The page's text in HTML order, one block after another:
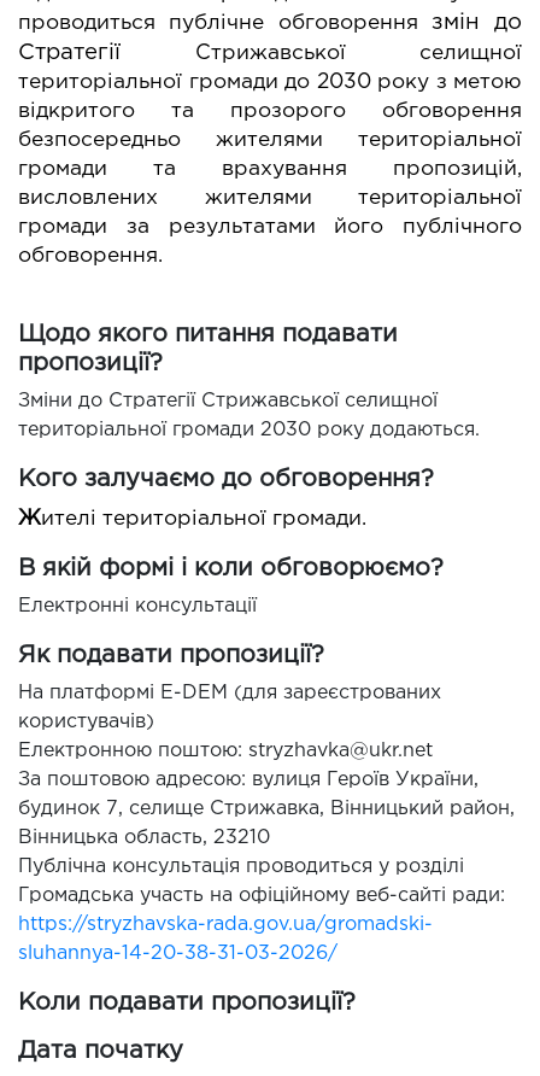
проводиться публічне обговорення змін до
Стратегії
Стрижавської селищної
територіальної громади до 2030 року з метою
відкрито
безпосередньо жителями територіальної
громади та врахування пропозицій,
громади за результатами його
публічного
обговорення.
Щодо якого питання подавати
пропозиції?
Зміни до Стратегії Стрижавської селищної
територіальної громади 2030 року додаються.
Кого залучаємо до обговорення?
Жителі територіальної громади.
В якій формі і коли обговорюємо?
Електронні консультації
Як подавати пропозиції?
На платформі E-DEM (для зареєстрованих
користувачів)
Електронною поштою: stryzhavka@ukr.net
За поштовою адресою: вулиця Героїв України,
будинок 7, селище Стрижавка, Вінницький район,
Вінницька область, 23210
Публічна консультація проводиться у розділі
Громадська участь на офіційному веб-сайті ради:
https://stryzhavska-rada.gov.ua/gromadski-
sluhannya-14-20-38-31-03-2026/
Коли подавати пропозиції?
Дата початку